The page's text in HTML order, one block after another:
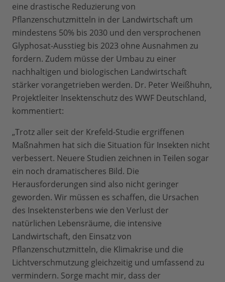
eine drastische Reduzierung von
Pflanzenschutzmitteln in der Landwirtschaft um
mindestens 50% bis 2030 und den versprochenen
Glyphosat-Ausstieg bis 2023 ohne Ausnahmen zu
fordern. Zudem müsse der Umbau zu einer
nachhaltigen und biologischen Landwirtschaft
stärker vorangetrieben werden. Dr. Peter Weißhuhn,
Projektleiter Insektenschutz des WWF Deutschland,
kommentiert:
„Trotz aller seit der Krefeld-Studie ergriffenen
Maßnahmen hat sich die Situation für Insekten nicht
verbessert. Neuere Studien zeichnen in Teilen sogar
ein noch dramatischeres Bild. Die
Herausforderungen sind also nicht geringer
geworden. Wir müssen es schaffen, die Ursachen
des Insektensterbens wie den Verlust der
natürlichen Lebensräume, die intensive
Landwirtschaft, den Einsatz von
Pflanzenschutzmitteln, die Klimakrise und die
Lichtverschmutzung gleichzeitig und umfassend zu
vermindern. Sorge macht mir, dass der